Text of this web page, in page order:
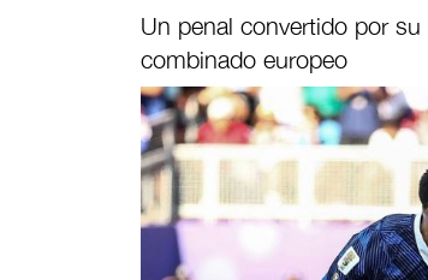
Un penal convertido por
combinado europeo